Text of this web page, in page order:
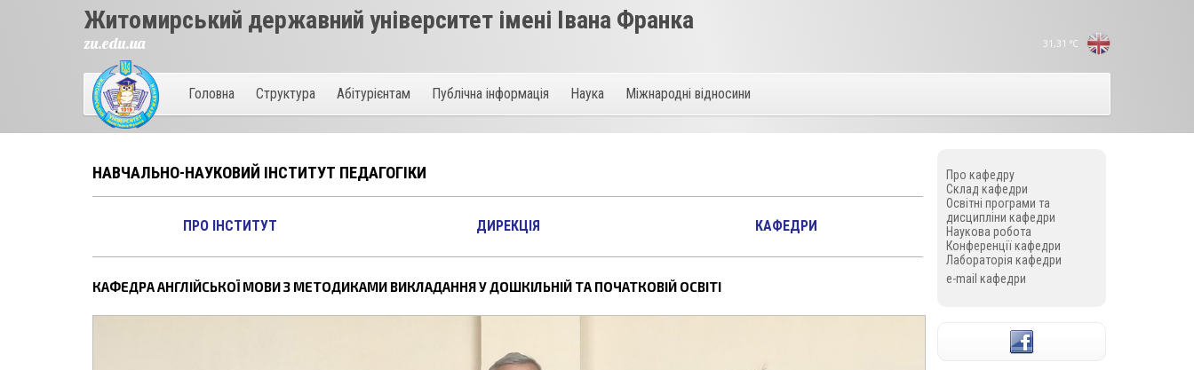
31,31 °C
Житомирський державний університет імені Івана Франка
zu.edu.ua
Головна Структура Абітурієнтам Публічна інформація Наука Міжнародні відносини
НАВЧАЛЬНО-НАУКОВИЙ ІНСТИТУТ ПЕДАГОГІКИ
ПРО ІНСТИТУТ ДИРЕКЦІЯ КАФЕДРИ
КАФЕДРА АНГЛІЙСЬКОЇ МОВИ З МЕТОДИКАМИ ВИКЛАДАННЯ У ДОШКІЛЬНІЙ ТА ПОЧАТКОВІЙ ОСВІТІ
Про кафедру
Склад кафедри
Освітні програми та
дисципліни кафедри
Наукова робота
Конференції кафедри
Лабораторія кафедри
e-mail кафедри